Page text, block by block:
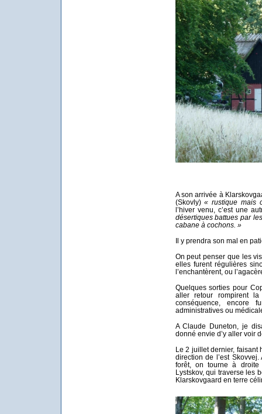
A son arrivée à
(Skovly)« rustique mais
l’hiver venu, c’est une
désertiques battues par
cabane à cochons. »
Il y prendra son mal en
On peut penser que les
elles furent régulières
l’enchantèrent, ou
Quelques sorties pour
aller retour rompirent
conséquence, encore
administratives ou
A Claude Duneton, je
donné envie d’y aller voir
Le 2 juillet dernier, faisant
direction de l’est
forêt, on tourne à
Lystskov, qui traverse les
Klarskovgaard en terre